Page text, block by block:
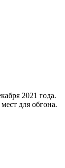
2021 года.
для обгона.